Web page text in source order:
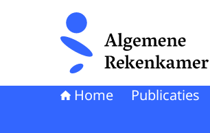
Naar de homepage van
Home Publicaties